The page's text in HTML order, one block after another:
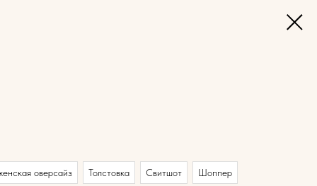
оверсайз Толстовка Свитшот Шоппер